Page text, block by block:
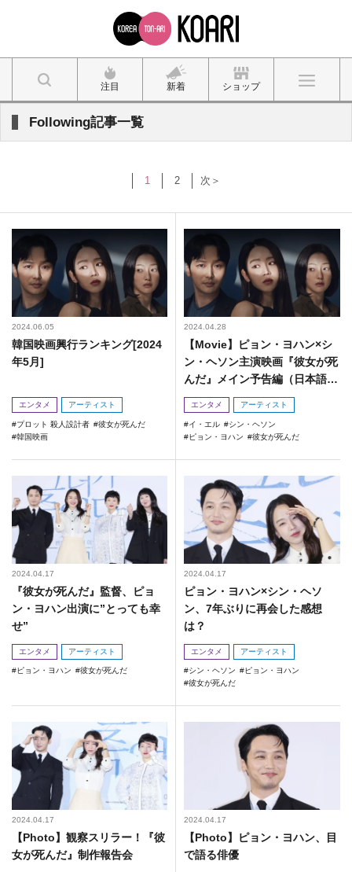
注目 新着 ショップ
Following記事一覧
1 2 次＞
2024.06.05
韓国映画興行ランキング[2024
年5月]
エンタメ アーティスト
プロット 殺人設計者
彼女が死んだ
韓国映画
2024.04.28
【Movie】ピョン・ヨハン×シ
ン・ヘソン主演映画『彼女が死
んだ』メイン予告編（日本語字
幕付き）
エンタメ アーティスト
イ・エル
シン・ヘソン
ピョン・ヨハン
彼女が死んだ
2024.04.17
『彼女が死んだ』監督、ピョ
ン・ヨハン出演に”とっても幸
せ”
エンタメ アーティスト
ピョン・ヨハン 彼女が死んだ
2024.04.17
ピョン・ヨハン×シン・ヘソ
ン、7年ぶりに再会した感想
は？
エンタメ アーティスト
シン・ヘソン
ピョン・ヨハン
彼女が死んだ
2024.04.17
【Photo】観察スリラー！『彼
女が死んだ』制作報告会
2024.04.17
【Photo】ピョン・ヨハン、目
で語る俳優